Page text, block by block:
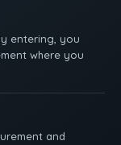
entering, you
where you
and